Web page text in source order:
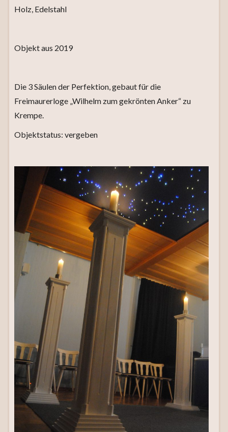
Holz, Edelstahl
Objekt aus 2019
Die 3 Säulen der Perfektion, gebaut für die
Freimaurerloge „Wilhelm zum gekrönten Anker“ zu
Krempe.
Objektstatus: vergeben